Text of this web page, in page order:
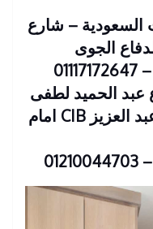
: 2 عمارات السعودية – شارع
الجوى
: 23 شارع عبد الحميد لطفى
– متفرع من البطل احمد عبد العزيز CIB امام